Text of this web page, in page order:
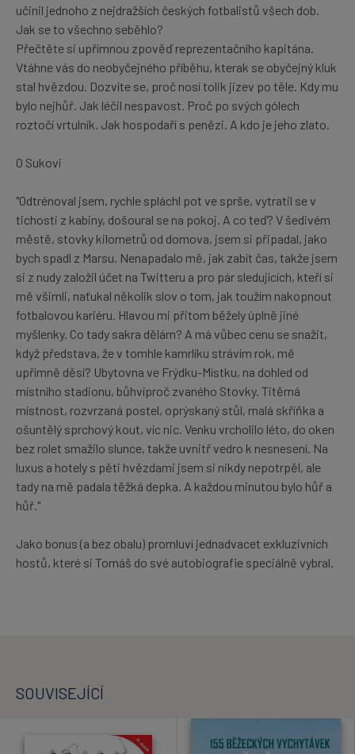
učinil jednoho z nejdražších českých fotbalistů všech dob.
Jak se to všechno seběhlo?
Přečtěte si upřímnou zpověď reprezentačního kapitána.
Vtáhne vás do neobyčejného příběhu, kterak se obyčejný kluk
stal hvězdou. Dozvíte se, proč nosí tolik jizev po těle. Kdy mu
bylo nejhůř. Jak léčil nespavost. Proč po svých gólech
roztočí vrtulník. Jak hospodaří s penězi. A kdo je jeho zlato.
O Sukovi
"Odtrénoval jsem, rychle spláchl pot ve sprše, vytratil se v
tichosti z kabiny, došoural se na pokoj. A co teď? V šedivém
městě, stovky kilometrů od domova, jsem si připadal, jako
bych spadl z Marsu. Nenapadalo mě, jak zabít čas, takže jsem
si z nudy založil účet na Twitteru a pro pár sledujících, kteří si
mě všimli, naťukal několik slov o tom, jak toužím nakopnout
fotbalovou kariéru. Hlavou mi přitom běžely úplně jiné
myšlenky. Co tady sakra dělám? A má vůbec cenu se snažit,
když představa, že v tomhle kamrlíku strávím rok, mě
upřímně děsí? Ubytovna ve Frýdku-Místku, na dohled od
místního stadionu, bůhvíproč zvaného Stovky. Titěrná
místnost, rozvrzaná postel, oprýskaný stůl, malá skříňka a
ošuntělý sprchový kout, víc nic. Venku vrcholilo léto, do oken
bez rolet smažilo slunce, takže uvnitř vedro k nesnesení. Na
luxus a hotely s pěti hvězdami jsem si nikdy nepotrpěl, ale
tady na mě padala těžká depka. A každou minutou bylo hůř a
hůř."
Jako bonus (a bez obalu) promluví jednadvacet exkluzivních
hostů, které si Tomáš do své autobiografie speciálně vybral.
SOUVISEJÍCÍ